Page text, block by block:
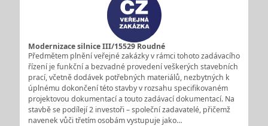
Modernizace silnice III/15529 Roudné
Předmětem plnění veřejné zakázky v rámci tohoto zadávacího
řízení je funkční a bezvadné provedení veškerých stavebních
prací, včetně dodávek potřebných materiálů, nezbytných k
úplnému dokončení této stavby v rozsahu specifikovaném
projektovou dokumentací a touto zadávací dokumentací. Na
stavbě se podílejí 2 investoři – společní zadavatelé, přičemž
navenek vůči třetím osobám vystupuje jako…